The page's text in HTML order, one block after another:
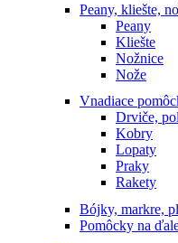
Peany, kliešte,
Peany
Kliešte
Nožnice
Nože
Vnadiace
Drviče,
Kobry
Lopaty
Praky
Rakety
Bójky, markre,
Pomôcky na